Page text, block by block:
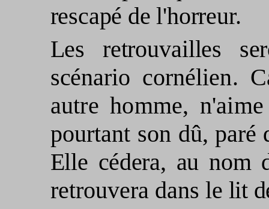
rescapé de l'horreur.
Les retrouvailles
scénario corné­lien.
autre homme,
pourtant son dû, paré
Elle cédera, au nom
retrouvera dans le lit